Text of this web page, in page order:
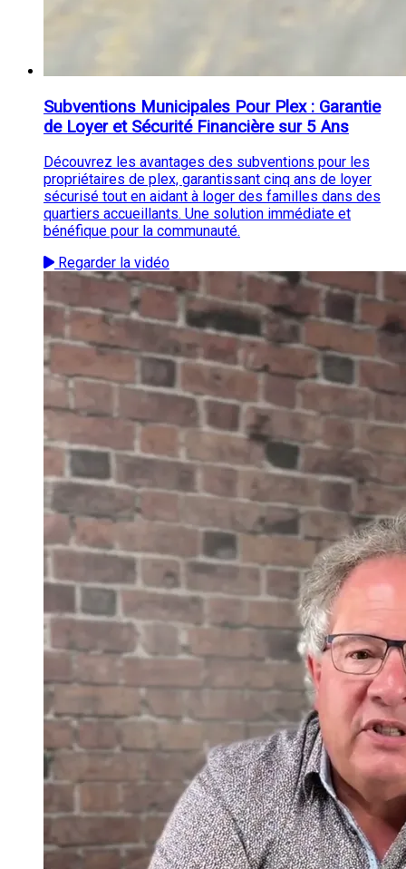
Subventions Municipales Pour Plex : Garantie
de Loyer et Sécurité Financière sur 5 Ans
Découvrez les avantages des subventions pour les
propriétaires de plex, garantissant cinq ans de loyer
sécurisé tout en aidant à loger des familles dans des
quartiers accueillants. Une solution immédiate et
bénéfique pour la communauté.
Regarder la vidéo